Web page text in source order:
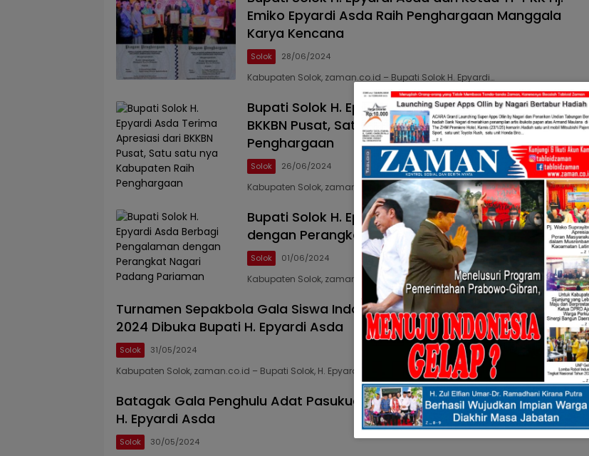
Emiko Epyardi Asda Raih Penghargaan Manggala
Karya Kencana
Solok 28/06/2024
Kabupaten Solok, zaman.co.id – Bupati Solok H. Epyardi…
Bupati Solok H. Epyardi Asda Terima Apresiasi dari
BKKBN Pusat, Satu satu nya Kabupaten Raih
Penghargaan
Solok 26/06/2024
Kabupaten Solok, zaman.co.id – Pemerintah Kabupaten Solok, Sumatera…
Bupati Solok H. Epyardi Asda Berbagi Pengalaman
dengan Perangkat Nagari Padang Pariaman
Solok 01/06/2024
Kabupaten Solok, zaman.co.id – Bupati Solok, H. Epyardi…
Turnamen Sepakbola Gala Siswa Indonesia (GSI) Kabupaten Solok Tahun
2024 Dibuka Bupati H. Epyardi Asda
Solok 31/05/2024
Kabupaten Solok, zaman.co.id – Bupati Solok, H. Epyardi…
Batagak Gala Penghulu Adat Pasukuan Limo Panjang Dihadiri Bupati Solok
H. Epyardi Asda
Solok 30/05/2024